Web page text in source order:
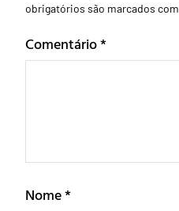
obrigatórios são marcados com
Comentário*
Nome*